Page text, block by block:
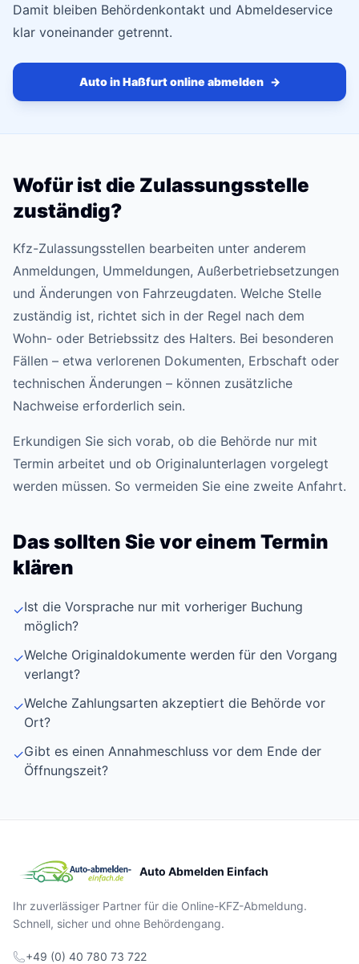
Damit bleiben Behördenkontakt und Abmeldeservice
klar voneinander getrennt.
Auto in Haßfurt online abmelden →
Wofür ist die Zulassungsstelle
zuständig?
Kfz-Zulassungsstellen bearbeiten unter anderem
Anmeldungen, Ummeldungen, Außerbetriebsetzungen
und Änderungen von Fahrzeugdaten. Welche Stelle
zuständig ist, richtet sich in der Regel nach dem
Wohn- oder Betriebssitz des Halters. Bei besonderen
Fällen – etwa verlorenen Dokumenten, Erbschaft oder
technischen Änderungen – können zusätzliche
Nachweise erforderlich sein.
Erkundigen Sie sich vorab, ob die Behörde nur mit
Termin arbeitet und ob Originalunterlagen vorgelegt
werden müssen. So vermeiden Sie eine zweite Anfahrt.
Das sollten Sie vor einem Termin
klären
✓Ist die Vorsprache nur mit vorheriger Buchung
möglich?
✓Welche Originaldokumente werden für den Vorgang
verlangt?
✓Welche Zahlungsarten akzeptiert die Behörde vor
Ort?
✓Gibt es einen Annahmeschluss vor dem Ende der
Öffnungszeit?
Auto Abmelden Einfach
Ihr zuverlässiger Partner für die Online-KFZ-Abmeldung.
Schnell, sicher und ohne Behördengang.
+49 (0) 40 780 73 722